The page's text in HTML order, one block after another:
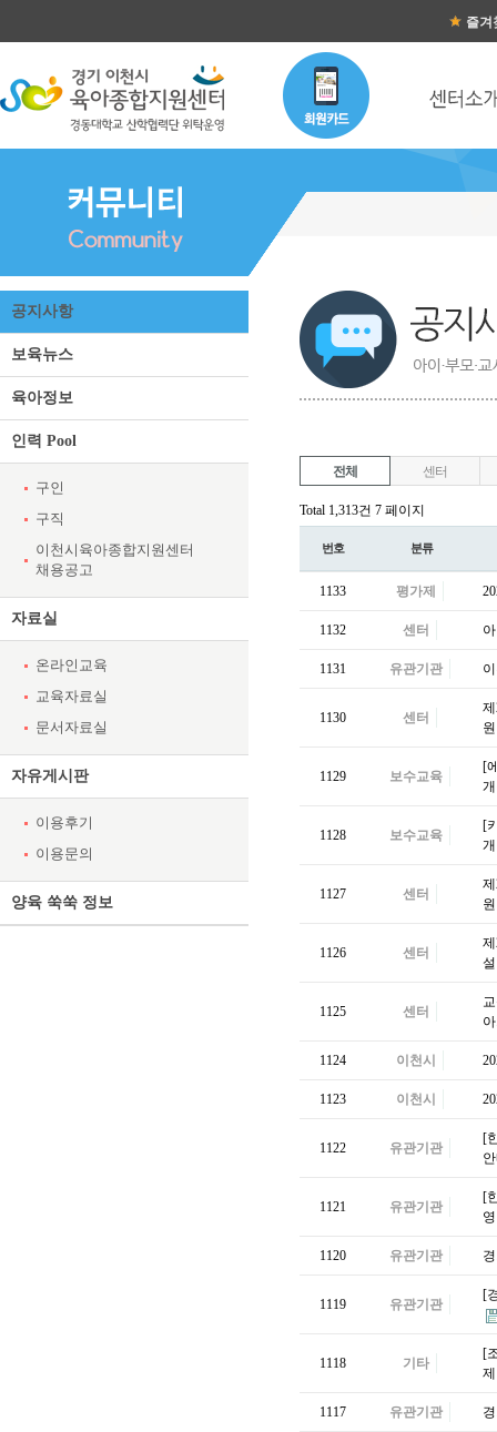
즐겨
공지사항
보육뉴스
육아정보
인력 Pool
구인
구직
이천시육아종합지원센터
채용공고
자료실
온라인교육
교육자료실
문서자료실
자유게시판
이용후기
이용문의
양육 쑥쑥 정보
공지사항 목록
전체 센터
Total 1,313건 7 페이지
번호 분류
1133 평가제
1132 센터
1131 유관기관
1130 센터
1129 보수교육
[
1128 보수교육
[
1127 센터
1126 센터
1125 센터
1124 이천시
1123 이천시
1122 유관기관
[
1121 유관기관
[
1120 유관기관
1119 유관기관
[
1118 기타
[
1117 유관기관